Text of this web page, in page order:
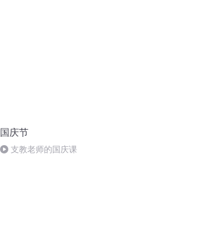
国庆节
支教老师的国庆课